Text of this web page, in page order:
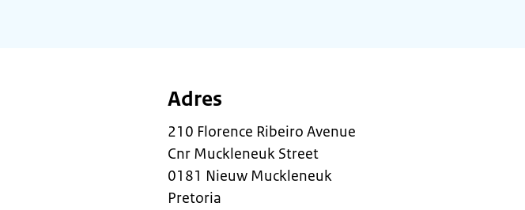
Adres
210 Florence Ribeiro Avenue
Cnr Muckleneuk Street
0181 Nieuw Muckleneuk
Pretoria